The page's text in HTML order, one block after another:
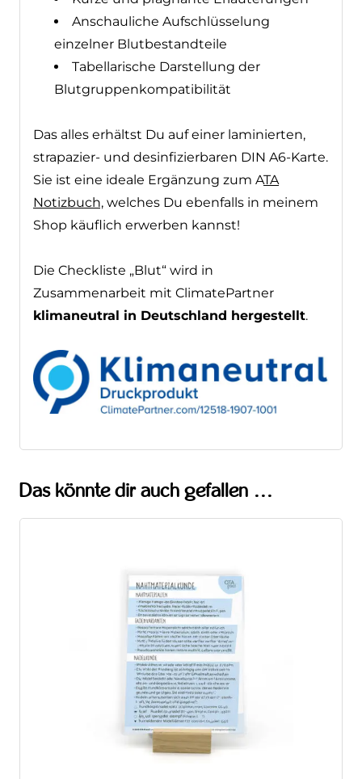
Kurze und prägnante Erläuterungen
Anschauliche Aufschlüsselung
Tabellarische Darstellung der
Blutgruppenkompatibilität
Das alles erhältst Du auf einer laminierten,
strapazier- und desinfizierbaren DIN A6-
Karte. Sie ist eine ideale Ergänzung zum
ATA Notizbuch,
meinem Shop käuflich erwerben kannst!
Die Checkliste „Blut“ wird in
klimaneutral in Deutschland hergestellt
Das könnte dir auch gefallen …
StudyBook HF-Chirurgie
Jetzt ansehen